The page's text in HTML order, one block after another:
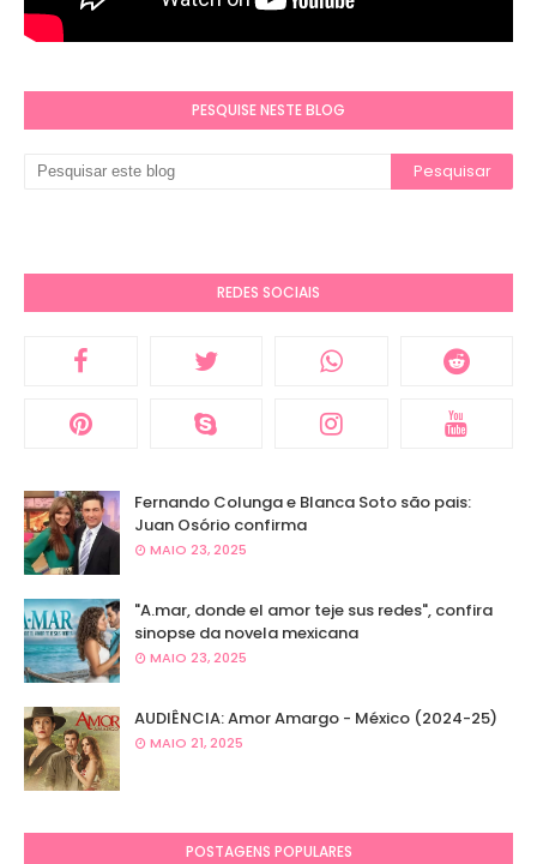
PESQUISE NESTE BLOG
REDES SOCIAIS
Fernando Colunga e Blanca Soto são pais:
Juan Osório confirma
MAIO 23, 2025
"A.mar, donde el amor teje sus redes", confira
sinopse da novela mexicana
MAIO 23, 2025
AUDIÊNCIA: Amor Amargo - México (2024-25)
MAIO 21, 2025
POSTAGENS POPULARES